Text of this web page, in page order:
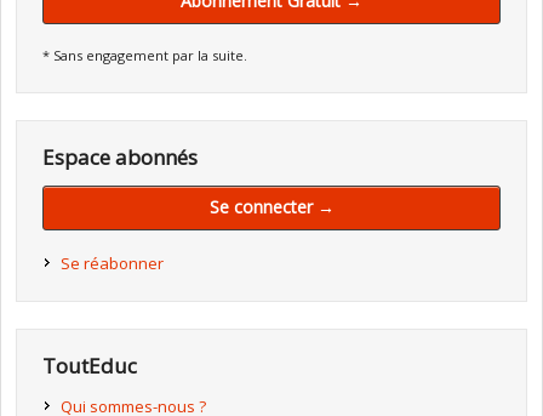
* Sans engagement par la suite.
Espace abonnés
Se connecter →
Se réabonner
ToutEduc
Qui sommes-nous ?